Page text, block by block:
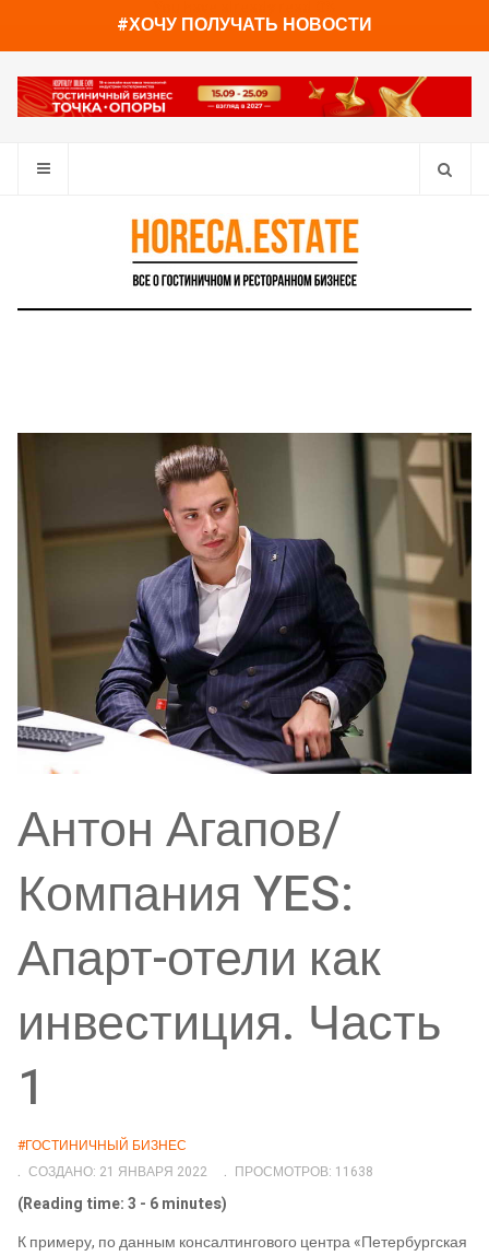
#ХОЧУ ПОЛУЧАТЬ НОВОСТИ
Антон Агапов/
Компания YES:
Апарт-отели как
инвестиция. Часть
1
#ГОСТИНИЧНЫЙ БИЗНЕС
СОЗДАНО: 21 ЯНВАРЯ 2022
ПРОСМОТРОВ: 11638
(Reading time: 3 - 6 minutes)
К примеру, по данным консалтингового центра «Петербургская